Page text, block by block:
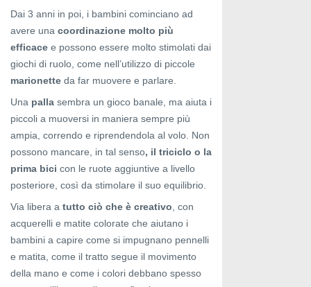
Dai 3 anni in poi, i bambini cominciano ad
avere una coordinazione molto più
efficace e possono essere molto stimolati dai
giochi di ruolo, come nell’utilizzo di piccole
marionette da far muovere e parlare.
Una palla sembra un gioco banale, ma aiuta i
piccoli a muoversi in maniera sempre più
ampia, correndo e riprendendola al volo. Non
possono mancare, in tal senso, il triciclo o la
prima bici con le ruote aggiuntive a livello
posteriore, così da stimolare il suo equilibrio.
Via libera a tutto ciò che è creativo , con
acquerelli e matite colorate che aiutano i
bambini a capire come si impugnano pennelli
e matita, come il tratto segue il movimento
della mano e come i colori debbano spesso